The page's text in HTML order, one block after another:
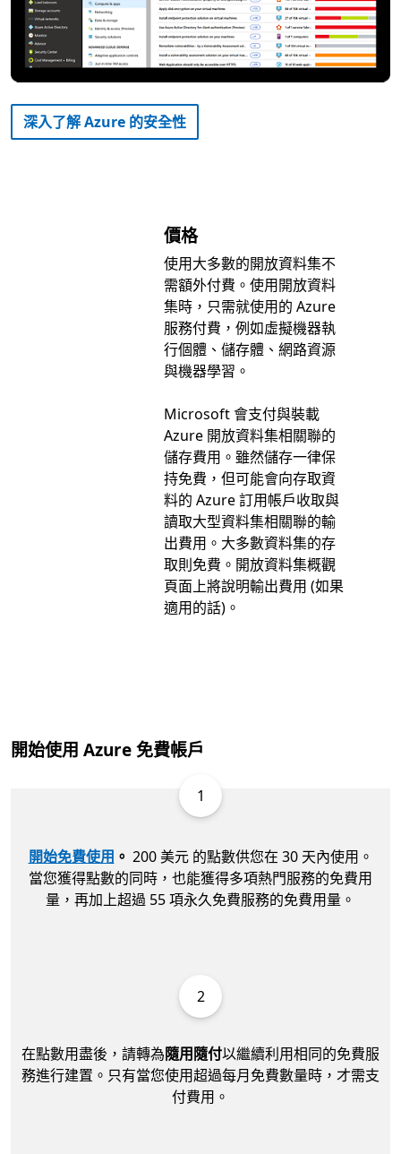
深入了解 Azure 的安全性
價格
使用大多數的開放資料集不
需額外付費。使用開放資料
集時，只需就使用的 Azure
服務付費，例如虛擬機器執
行個體、儲存體、網路資源
與機器學習。
Microsoft 會支付與裝載
Azure 開放資料集相關聯的
儲存費用。雖然儲存一律保
持免費，但可能會向存取資
料的 Azure 訂用帳戶收取與
讀取大型資料集相關聯的輸
出費用。大多數資料集的存
取則免費。開放資料集概觀
頁面上將說明輸出費用 (如果
適用的話)。
開始使用 Azure 免費帳戶
1
開始免費使用 。 200 美元 的點數供您在 30 天內使用。
當您獲得點數的同時，也能獲得多項熱門服務的免費用
量，再加上超過 55 項永久免費服務的免費用量。
2
在點數用盡後，請轉為隨用隨付以繼續利用相同的免費服
務進行建置。只有當您使用超過每月免費數量時，才需支
付費用。